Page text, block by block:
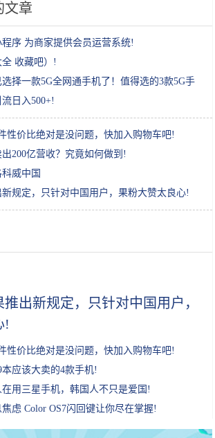
文章
序 为商家提供会员运营系统!
收藏吧）!
择一款5G全网通手机了！值得选的3款5G手
日入500+!
性价比绝对是没问题，快加入购物车吧!
200亿营收？究竟如何做到!
威中国
规定，只针对中国用户，果粉大赞太良心!
出新规定，只针对中国用户，
!
性价比绝对是没问题，快加入购物车吧!
应该大卖的4款手机!
用三星手机，韩国人不只是爱国!
虑 Color OS7闪回键让你尽在掌握!